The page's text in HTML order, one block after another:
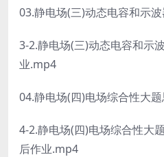
03.静电场(三)动态电容和示
3-2.静电场(三)动态电容和示
业.mp4
04.静电场(四)电场综合性大
4-2.静电场(四)电场综合性大
后作业.mp4